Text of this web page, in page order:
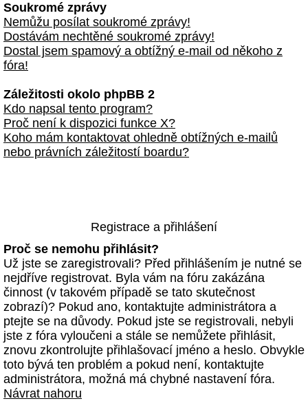
Soukromé zprávy
Nemůžu posílat soukromé zprávy!
Dostávám nechtěné soukromé zprávy!
Dostal jsem spamový a obtížný e-mail od někoho z
fóra!
Záležitosti okolo phpBB 2
Kdo napsal tento program?
Proč není k dispozici funkce X?
Koho mám kontaktovat ohledně obtížných e-mailů
nebo právních záležitostí boardu?
Registrace a přihlášení
Proč se nemohu přihlásit?
Už jste se zaregistrovali? Před přihlášením je nutné se
nejdříve registrovat. Byla vám na fóru zakázána
činnost (v takovém případě se tato skutečnost
zobrazí)? Pokud ano, kontaktujte administrátora a
ptejte se na důvody. Pokud jste se registrovali, nebyli
jste z fóra vyloučeni a stále se nemůžete přihlásit,
znovu zkontrolujte přihlašovací jméno a heslo. Obvykle
toto bývá ten problém a pokud není, kontaktujte
administrátora, možná má chybné nastavení fóra.
Návrat nahoru